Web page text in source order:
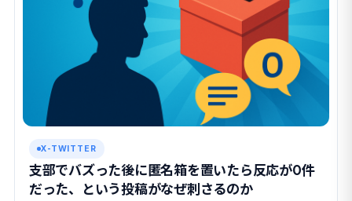
X-TWITTER
支部でバズった後に匿名箱を置いたら反応が0件
だった、という投稿がなぜ刺さるのか